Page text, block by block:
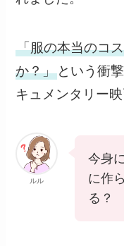
「服の本当のコ
か？」 という衝
キュメンタリー映
ルル
今身
に作
る？